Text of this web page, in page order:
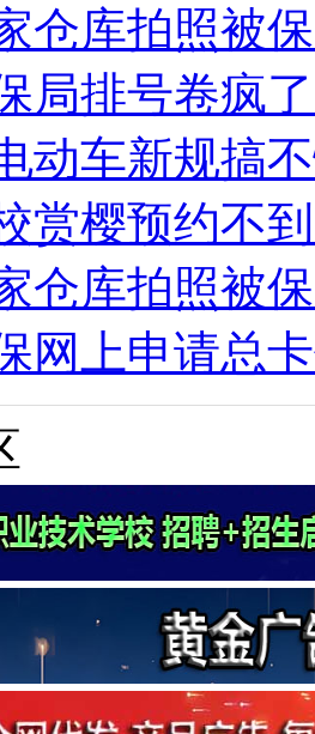
仓库拍照被
局排号卷疯
动车新规搞
赏樱预约不
仓库拍照被
网上申请总